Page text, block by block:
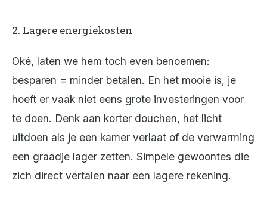
2. Lagere energiekosten
Oké, laten we hem toch even benoemen:
besparen = minder betalen. En het mooie is, je
hoeft er vaak niet eens grote investeringen voor
te doen. Denk aan korter douchen, het licht
uitdoen als je een kamer verlaat of de verwarming
een graadje lager zetten. Simpele gewoontes die
zich direct vertalen naar een lagere rekening.